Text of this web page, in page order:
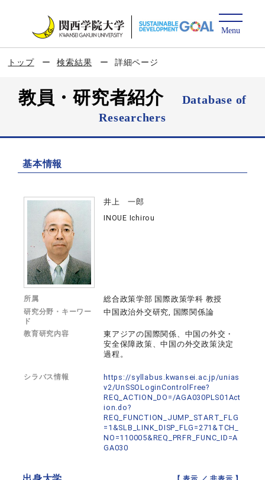
トップ 検索結果 詳細ページ
教員・研究者紹介
Database of
Researchers
基本情報
井上 一郎
INOUE Ichirou
所属 総合政策学部 国際政策学科 教授
研究分野・キーワー
ド
中国政治外交研究, 国際関係論
教育研究内容
東アジアの国際関係、中国の外交・
安全保障政策、中国の外交政策決定
過程。
シラバス情報
https://syllabus.kwansei.ac.jp/unias
v2/UnSSOLoginControlFree?
REQ_ACTION_DO=/AGA030PLS01Act
ion.do?
REQ_FUNCTION_JUMP_START_FLG
=1&SLB_LINK_DISP_FLG=271&TCH_
NO=110005&REQ_PRFR_FUNC_ID=A
GA030